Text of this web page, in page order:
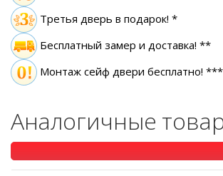
Третья дверь в подарок! *
Бесплатный замер и доставка! **
Монтаж сейф двери бесплатно! ***
Аналогичные